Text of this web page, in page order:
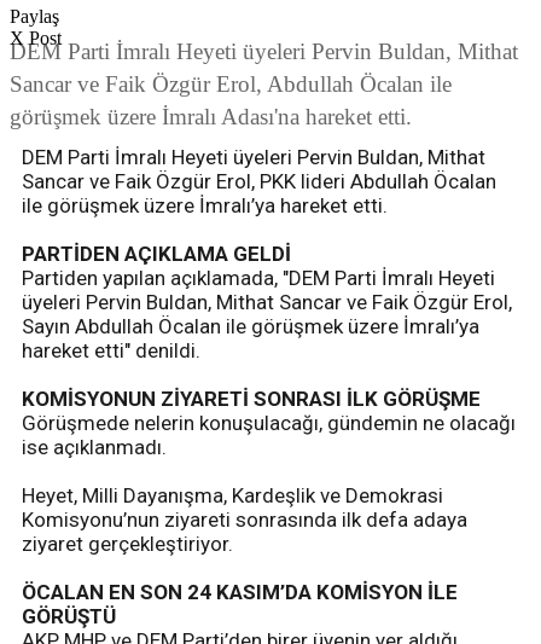
Paylaş
X Post
DEM Parti İmralı Heyeti üyeleri Pervin Buldan, Mithat
Sancar ve Faik Özgür Erol, Abdullah Öcalan ile
görüşmek üzere İmralı Adası'na hareket etti.
DEM Parti İmralı Heyeti üyeleri Pervin Buldan, Mithat
Sancar ve Faik Özgür Erol, PKK lideri Abdullah Öcalan
ile görüşmek üzere İmralı’ya hareket etti.
PARTİDEN AÇIKLAMA GELDİ
Partiden yapılan açıklamada, "DEM Parti İmralı Heyeti
üyeleri Pervin Buldan, Mithat Sancar ve Faik Özgür Erol,
Sayın Abdullah Öcalan ile görüşmek üzere İmralı’ya
hareket etti" denildi.
KOMİSYONUN ZİYARETİ SONRASI İLK GÖRÜŞME
Görüşmede nelerin konuşulacağı, gündemin ne olacağı
ise açıklanmadı.
Heyet, Milli Dayanışma, Kardeşlik ve Demokrasi
Komisyonu’nun ziyareti sonrasında ilk defa adaya
ziyaret gerçekleştiriyor.
ÖCALAN EN SON 24 KASIM’DA KOMİSYON İLE
GÖRÜŞTÜ